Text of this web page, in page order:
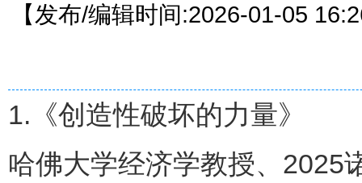
【发布/编辑时间:2026-01-05
1.《创造性破坏的力量》
哈佛大学经济学教授、2025